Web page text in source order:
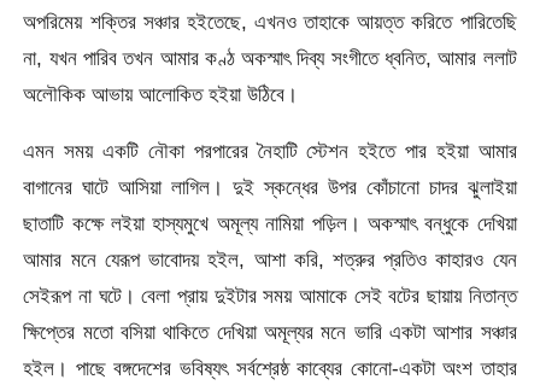
অপরিমেয় শক্তির সঞ্চার হইতেছে, এখনও তাহাকে আয়ত্ত করিতে পারিতেছি
না, যখন পারিব তখন আমার কণ্ঠ অকস্মাৎ দিব্য সংগীতে ধ্বনিত, আমার ললাট
অলৌকিক আভায় আলােকিত হইয়া উঠিবে।
এমন সময় একটি নৌকা পরপারের নৈহাটি স্টেশন হইতে পার হইয়া আমার
বাগানের ঘাটে আসিয়া লাগিল। দুই স্কন্ধের উপর কোঁচানাে চাদর ঝুলাইয়া
ছাতাটি কক্ষে লইয়া হাস্যমুখে অমূল্য নামিয়া পড়িল। অকস্মাৎ বন্ধুকে দেখিয়া
আমার মনে যেরূপ ভাবােদয় হইল, আশা করি, শত্রুর প্রতিও কাহারও যেন
সেইরূপ না ঘটে। বেলা প্রায় দুইটার সময় আমাকে সেই বটের ছায়ায় নিতান্ত
ক্ষিপ্তের মতাে বসিয়া থাকিতে দেখিয়া অমূল্যর মনে ভারি একটা আশার সঞ্চার
হইল। পাছে বঙ্গদেশের ভবিষ্যৎ সর্বশ্রেষ্ঠ কাব্যের কোনাে-একটা অংশ তাহার